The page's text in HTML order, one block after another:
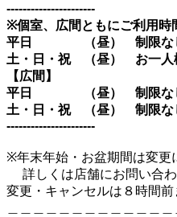
----------------------
※個室、広間ともにご利用時
平日 （昼） 制限
土・日・祝 （昼） お一
【広間】
平日 （昼） 制限
土・日・祝 （昼）
----------------------
※年末年始・お盆期間は変更
詳しくは店舗にお問い合わ
変更・キャンセルは８時間